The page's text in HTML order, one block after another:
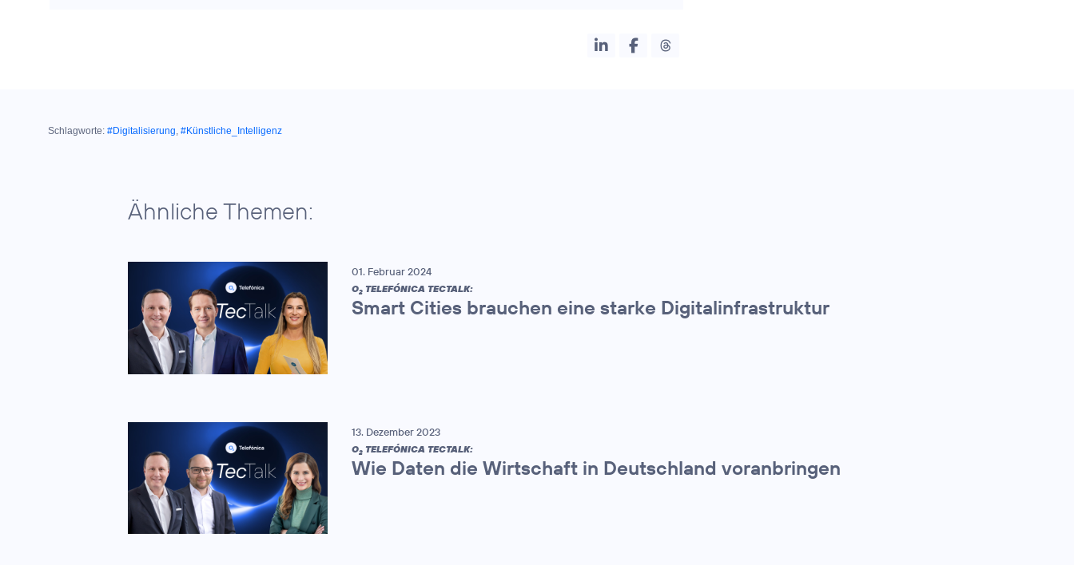
Schlagworte: #Digitalisierung, #Künstliche_Intelligenz
Ähnliche Themen:
01. Februar 2024
O2 TELEFÓNICA TECTALK:
Smart Cities brauchen eine starke Digitalinfrastruktur
13. Dezember 2023
O2 TELEFÓNICA TECTALK:
Wie Daten die Wirtschaft in Deutschland voranbringen